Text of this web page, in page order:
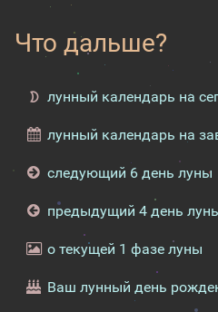
Что дальше?
лунный календарь на
лунный календарь на
следующий 6 день луны
предыдущий 4 день
о текущей 1 фазе луны
Ваш лунный день